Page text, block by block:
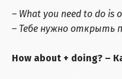
– What you need to do is
– Тебе нужно открыть
How about + doing? –